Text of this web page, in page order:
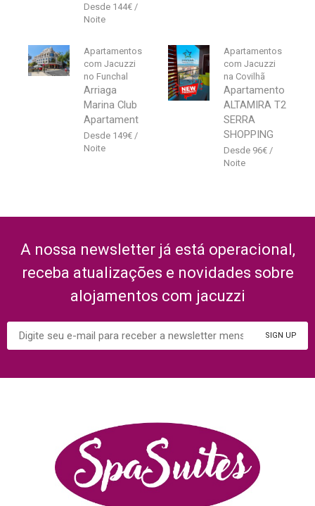
144€
Apartamentos
com Jacuzzi
no Funchal
Arriaga
Marina Club
Apartament
149€
Apartamentos
com Jacuzzi
na Covilhã
Apartamento
ALTAMIRA T2
SERRA
SHOPPING
96€
A nossa newsletter já está operacional,
receba atualizações e novidades sobre
alojamentos com jacuzzi